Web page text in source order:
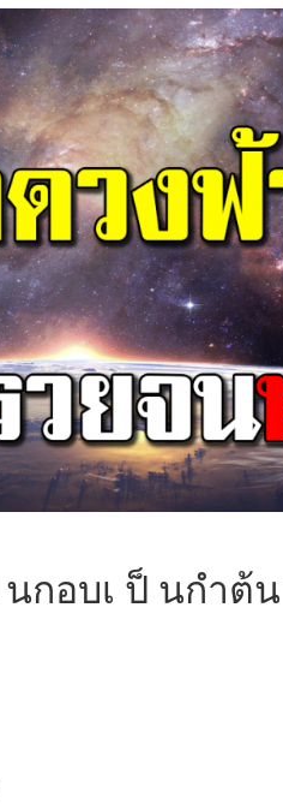
นกอบเ ป็ นกำต้